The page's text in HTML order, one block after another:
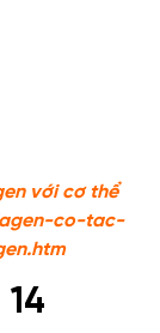
với cơ thể
co-tac-